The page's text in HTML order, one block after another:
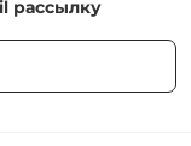
рассылку